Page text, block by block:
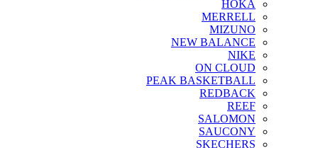
HOKA
MERRELL
MIZUNO
NEW BALANCE
NIKE
ON CLOUD
PEAK BASKETBALL
REDBACK
REEF
SALOMON
SAUCONY
SKECHERS